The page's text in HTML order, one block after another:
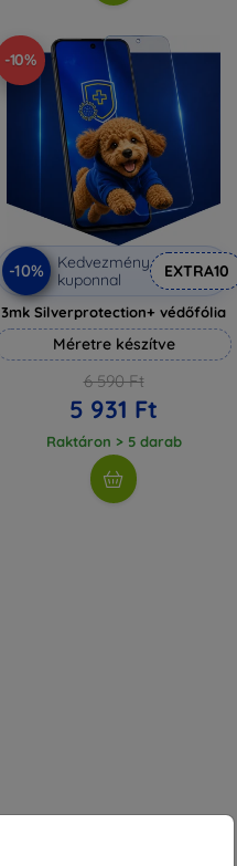
-10%
-10%
Kedvezmény
kuponnal
EXTRA10
3mk Silverprotection+ védőfólia
Méretre készítve
6 590 Ft
5 931 Ft
Raktáron > 5 darab